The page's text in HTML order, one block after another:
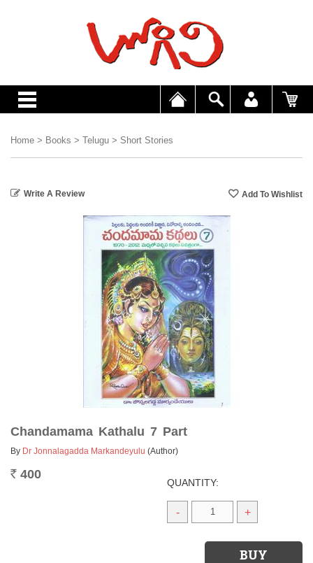
Home > Books > Telugu > Short Stories
Write A Review
Chandamama Kathalu 7 Part
By Dr Jonnalagadda Markandeyulu (Author)
Rs. 400
QUANTITY:
- +